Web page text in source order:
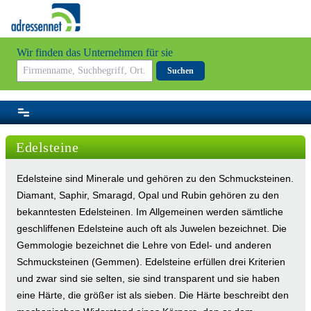
Wir finden das Unternehmen für sie
Suchen
Edelsteine
Edelsteine sind Minerale und gehören zu den Schmucksteinen.
Diamant, Saphir, Smaragd, Opal und Rubin gehören zu den
bekanntesten Edelsteinen. Im Allgemeinen werden sämtliche
geschliffenen Edelsteine auch oft als Juwelen bezeichnet. Die
Gemmologie bezeichnet die Lehre von Edel- und anderen
Schmucksteinen (Gemmen). Edelsteine erfüllen drei Kriterien
und zwar sind sie selten, sie sind transparent und sie haben
eine Härte, die größer ist als sieben. Die Härte beschreibt den